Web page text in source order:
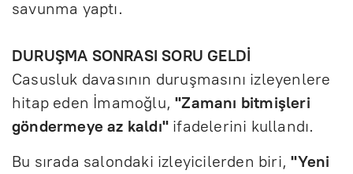
savunma yaptı.
DURUŞMA SONRASI SORU GELDİ
Casusluk davasının duruşmasını izleyenlere
hitap eden İmamoğlu,"Zamanı bitmişleri
göndermeye az kaldı" ifadelerini kullandı.
Bu sırada salondaki izleyicilerden biri,"Yeni